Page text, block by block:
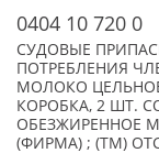
0404 10 720 0
СУДОВЫЕ
ПОТРЕБЛЕНИЯ
МОЛОКО
КОРОБКА, 2 ШТ.
ОБЕЗЖИРЕННОЕ
(ФИРМА) ; (TM)